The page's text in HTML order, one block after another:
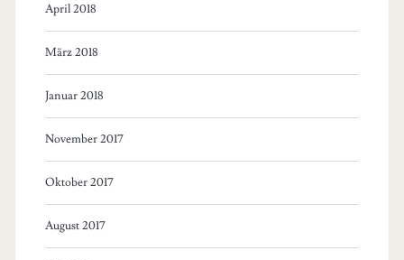
April 2018
März 2018
Januar 2018
November 2017
Oktober 2017
August 2017